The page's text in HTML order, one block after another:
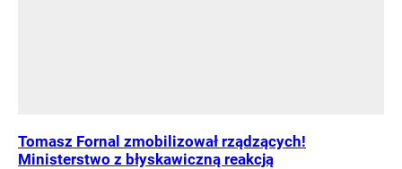
Tomasz Fornal zmobilizował rządzących!
Ministerstwo z błyskawiczną reakcją